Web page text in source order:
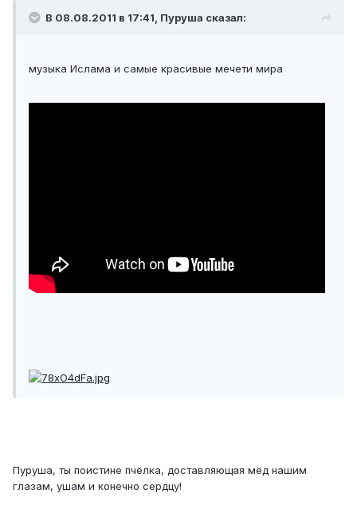
В 08.08.2011 в 17:41, Пуруша сказал:
музыка Ислама и самые красивые мечети мира
Пуруша, ты поистине пчёлка, доставляющая мёд нашим
глазам, ушам и конечно сердцу!